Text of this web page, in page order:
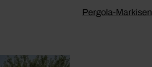
Pergola-Markisen